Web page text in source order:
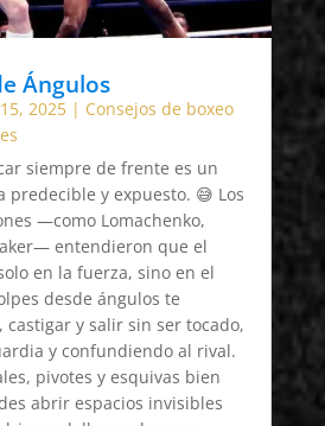
Ángulos
2025| Consejos de boxeo
siempre de frente es un
predecible y expuesto. 😅 Los
—como Lomachenko,
entendieron que el
en la fuerza, sino en el
desde ángulos te
y salir sin ser tocado,
y confundiendo al rival.
pivotes y esquivas bien
abrir espacios invisibles